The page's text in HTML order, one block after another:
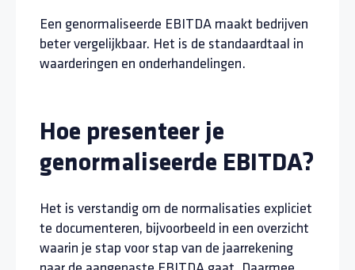
Een genormaliseerde EBITDA maakt bedrijven
beter vergelijkbaar. Het is de standaardtaal in
waarderingen en onderhandelingen.
Hoe presenteer je
genormaliseerde EBITDA?
Het is verstandig om de normalisaties expliciet
te documenteren, bijvoorbeeld in een overzicht
waarin je stap voor stap van de jaarrekening